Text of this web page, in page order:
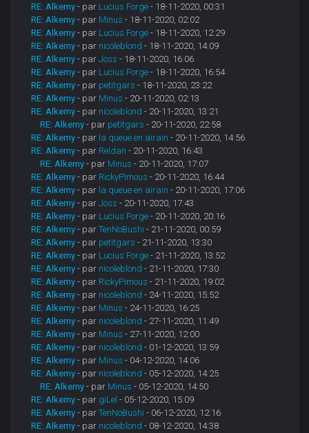
RE: Alkemy - par Lucius Forge - 18-11-2020, 00:31
RE: Alkemy - par Minus - 18-11-2020, 02:02
RE: Alkemy - par Lucius Forge - 18-11-2020, 12:29
RE: Alkemy - par nicoleblond - 18-11-2020, 14:09
RE: Alkemy - parJoss - 18-11-2020, 16:06
RE: Alkemy - par Lucius Forge - 18-11-2020, 16:54
RE: Alkemy - par petitgars - 18-11-2020, 23:22
RE: Alkemy - par Minus - 20-11-2020, 02:13
RE: Alkemy - par nicoleblond - 20-11-2020, 13:21
RE: Alkemy - par petitgars - 20-11-2020, 22:58
RE: Alkemy - par la queue en airain - 20-11-2020, 14:56
RE: Alkemy - par Reldan - 20-11-2020, 16:43
RE: Alkemy - par Minus - 20-11-2020, 17:07
RE: Alkemy - par RickyPimous - 20-11-2020, 16:44
RE: Alkemy - par la queue en airain - 20-11-2020, 17:06
RE: Alkemy - parJoss - 20-11-2020, 17:43
RE: Alkemy - par Lucius Forge - 20-11-2020, 20:16
RE: Alkemy - parTenNoBushi - 21-11-2020, 00:59
RE: Alkemy - par petitgars - 21-11-2020, 13:30
RE: Alkemy - par Lucius Forge - 21-11-2020, 13:52
RE: Alkemy - par nicoleblond - 21-11-2020, 17:30
RE: Alkemy - par RickyPimous - 21-11-2020, 19:02
RE: Alkemy - par nicoleblond - 24-11-2020, 15:52
RE: Alkemy - par Minus - 24-11-2020, 16:25
RE: Alkemy - par nicoleblond - 27-11-2020, 11:49
RE: Alkemy - par Minus - 27-11-2020, 12:00
RE: Alkemy - par nicoleblond - 01-12-2020, 13:59
RE: Alkemy - par Minus - 04-12-2020, 14:06
RE: Alkemy - par nicoleblond - 05-12-2020, 14:25
RE: Alkemy - par Minus - 05-12-2020, 14:50
RE: Alkemy - par giLel - 05-12-2020, 15:09
RE: Alkemy - parTenNoBushi - 06-12-2020, 12:16
RE: Alkemy - par nicoleblond - 08-12-2020, 14:38